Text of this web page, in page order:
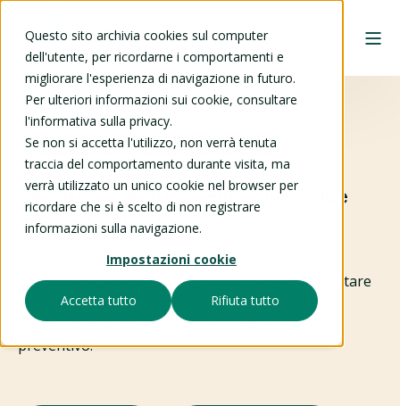
Questo sito archivia cookies sul computer
dell'utente, per ricordarne i comportamenti e
migliorare l'esperienza di navigazione in futuro.
Per ulteriori informazioni sui cookie, consultare
l'informativa sulla privacy.
Se non si accetta l'utilizzo, non verrà tenuta
traccia del comportamento durante visita, ma
verrà utilizzato un unico cookie nel browser per
ricordare che si è scelto di non registrare
informazioni sulla navigazione.
Impostazioni cookie
Accetta tutto Rifiuta tutto
Sezione Mendrisiotto
Sei gruppi, quattro centri diurni, due
gruppi corali.
Un luogo d’incontro dove ogni persona può
socializzare, sperimentare, condividere e contrastare
la solitudine. Le persone hanno la possibilità di
partecipare ad attività di tipo ricreativo, sociale e
preventivo.